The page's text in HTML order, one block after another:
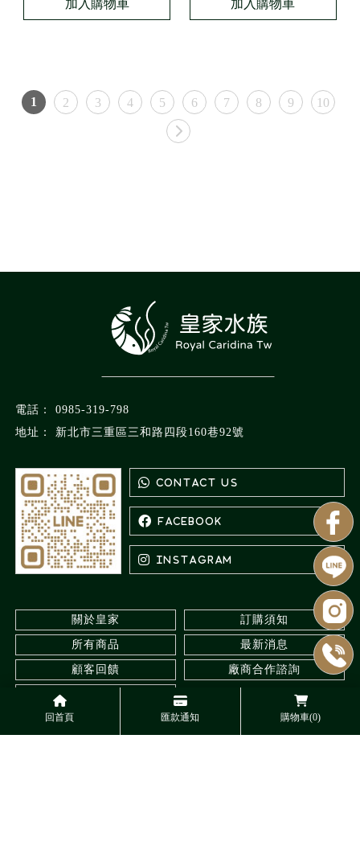
1 2 3 4 5 6 7 8 9 10
回首頁 匯款通知 購物車(0)
0985-319-798
新北市三重區三和路四段160巷92號
關於皇家 訂購須知
所有商品 最新消息
顧客回饋 廠商合作諮詢
水族館 台北水族館 三重水族館 觀賞蝦專賣 台北觀賞蝦專賣